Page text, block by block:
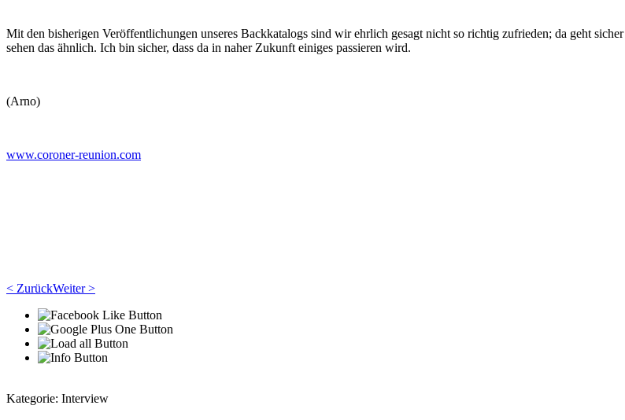
Mit den bisherigen Veröffentlichungen unseres Backkatalogs sind wir ehrlich gesagt nicht so richtig zufrieden; da geht sicher
sehen das ähnlich. Ich bin sicher, dass da in naher Zukunft einiges passieren wird.
(Arno)
www.coroner-reunion.com
< ZurückWeiter >
Kategorie: Interview